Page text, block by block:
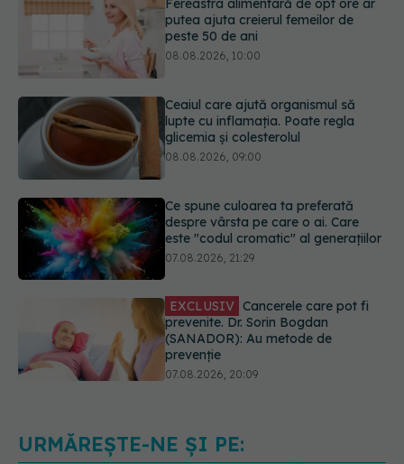
08.08.2026, 10:00
Ceaiul care ajută organismul să
08.08.2026, 09:00
Ce spune culoarea ta preferată
07.08.2026, 21:29
EXCLUSIV Cancerele care pot fi
(SANADOR): Au metode de
prevenție
07.08.2026, 20:09
Trucul simplu de vară care te
răcorește după duș. De ce este bine
URMĂREȘTE-NE ȘI PE: